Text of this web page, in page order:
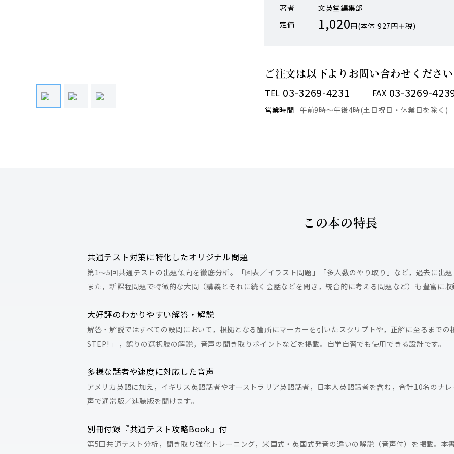
著者
文英堂編集部
定価
1,020円(本体 927円＋税)
ご注文は以下より お問い合わせくださ
TEL 03-3269-4231 FAX 03-3269-
営業時間 午前9時〜午後4時(土日祝日・休業日を除く)
この本の特長
共通テスト対策に特化したオリジナル問題
第1～5回共通テストの出題傾向を徹底分析。「図表／イラスト問題」「多人数のやり取り」など，過去に出
また，新課程問題で特徴的な大問（講義とそれに続く会話などを聞き，統合的に考える問題など）も豊富に
大好評のわかりやすい解答・解説
解答・解説ではすべての設問において，根拠となる箇所にマーカーを引いたスクリプトや，正解に至るまで
STEP! 」，誤りの選択肢の解説，音声の聞き取りポイントなどを掲載。自学自習でも使用できる設計です。
多様な話者や速度に対応した音声
アメリカ英語に加え，イギリス英語話者やオーストラリア英語話者，日本人英語話者を含む，合計10名のナ
声で通常版／速聴版を聞けます。
別冊付録『共通テスト攻略Book』付
第5回共通テスト分析，聞き取り強化トレーニング，米国式・英国式発音の違いの解説（音声付）を掲載。本